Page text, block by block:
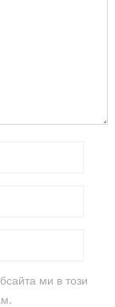
ми в този